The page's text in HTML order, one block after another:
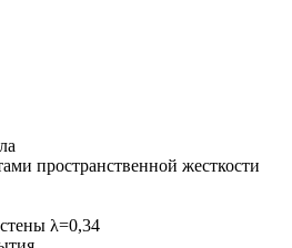
пространственной жесткости
λ=0,34